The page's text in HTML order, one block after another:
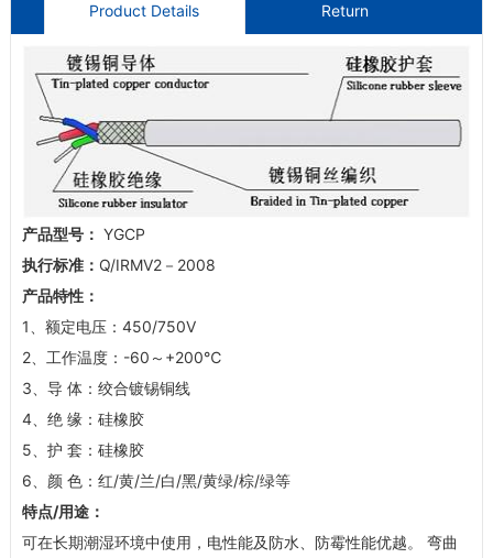
Product Details Return
产品型号： YGCP
执行标准： Q/IRMV2－2008
产品特性：
1、额定电压：450/750V
2、工作温度：-60～+200℃
3、导 体：绞合镀锡铜线
4、绝 缘：硅橡胶
5、护 套：硅橡胶
6、颜 色：红/黄/兰/白/黑/黄绿/棕/绿等
特点/用途：
可在长期潮湿环境中使用，电性能及防水、防霉性能优越。 弯曲